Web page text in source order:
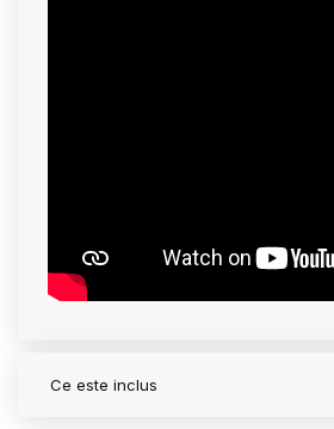
Ce este inclus